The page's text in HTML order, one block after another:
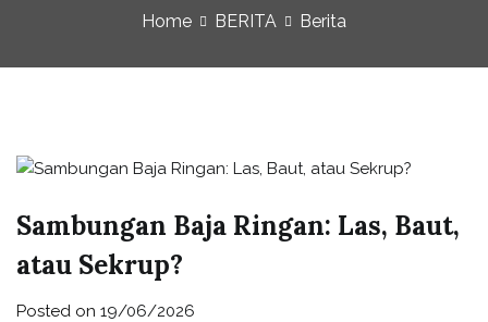
Home BERITA Berita
Sambungan Baja Ringan: Las, Baut,
atau Sekrup?
Posted on 19/06/2026